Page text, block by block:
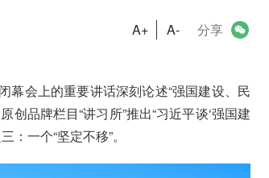
A+ A- 分享
幕会上的重要讲话深刻论述“强国建设、民
品牌栏目“讲习所”推出“习近平谈‘强国建
一个“坚定不移”。